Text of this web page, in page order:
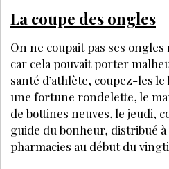
LA SUITE EST
AUX
Déjà abonné ?
Accédez à tous nos articles
illimité